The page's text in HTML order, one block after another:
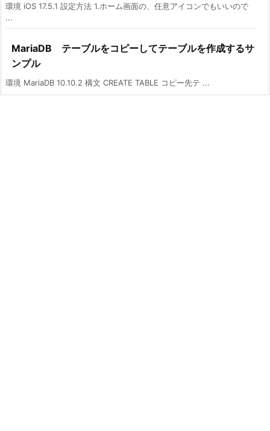
環境 iOS 17.5.1 設定方法 1.ホーム画面の、任意アイコンでもいいので
...
MariaDB テーブルをコピーしてテーブルを作成するサ
ンプル
環境 MariaDB 10.10.2 構文 CREATE TABLE コピー先テ ...